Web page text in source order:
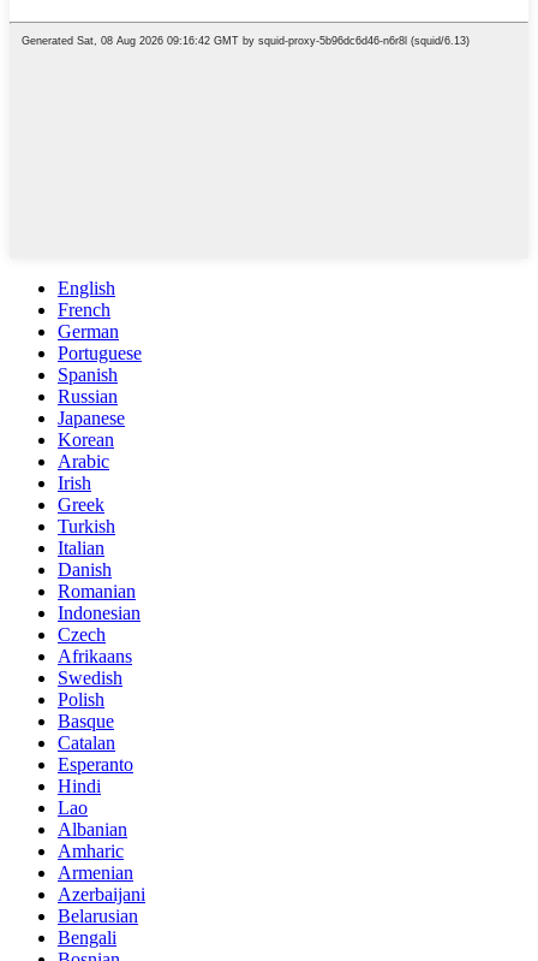
English
French
German
Portuguese
Spanish
Russian
Japanese
Korean
Arabic
Irish
Greek
Turkish
Italian
Danish
Romanian
Indonesian
Czech
Afrikaans
Swedish
Polish
Basque
Catalan
Esperanto
Hindi
Lao
Albanian
Amharic
Armenian
Azerbaijani
Belarusian
Bengali